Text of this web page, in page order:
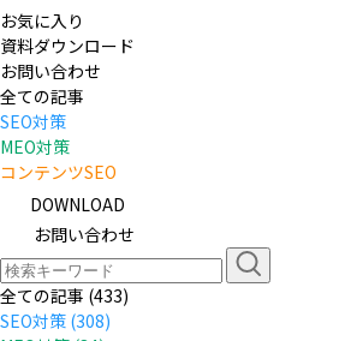
お気に入り
資料ダウンロード
お問い合わせ
全ての記事
SEO対策
MEO対策
コンテンツSEO
DOWNLOAD
お問い合わせ
全ての記事 (433)
SEO対策 (308)